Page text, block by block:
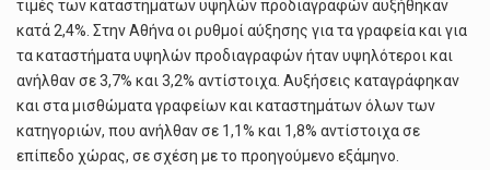
τιμές των καταστημάτων υψηλών προδιαγραφών αυξήθηκαν
κατά 2,4%. Στην Αθήνα οι ρυθμοί αύξησης για τα γραφεία και για
τα καταστήματα υψηλών προδιαγραφών ήταν υψηλότεροι και
ανήλθαν σε 3,7% και 3,2% αντίστοιχα. Αυξήσεις καταγράφηκαν
και στα μισθώματα γραφείων και καταστημάτων όλων των
κατηγοριών, που ανήλθαν σε 1,1% και 1,8% αντίστοιχα σε
επίπεδο χώρας, σε σχέση με το προηγούμενο εξάμηνο.